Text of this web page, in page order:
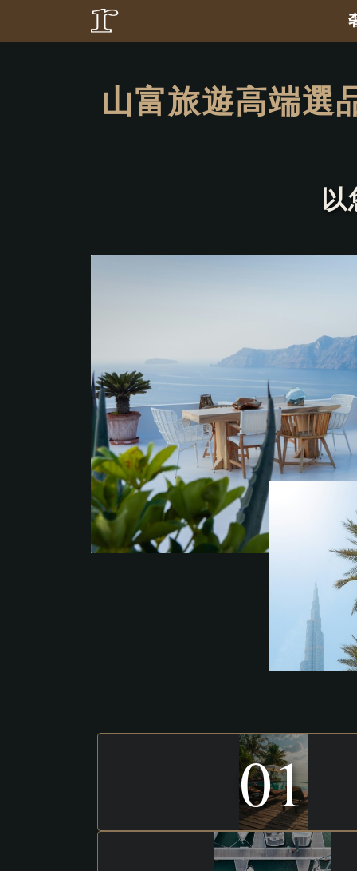
山富旅遊高端選
以
01